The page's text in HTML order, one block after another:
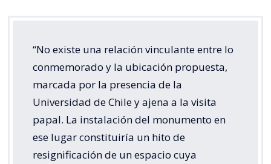
“No existe una relación vinculante entre lo
conmemorado y la ubicación propuesta,
marcada por la presencia de la
Universidad de Chile y ajena a la visita
papal. La instalación del monumento en
ese lugar constituiría un hito de
resignificación de un espacio cuya